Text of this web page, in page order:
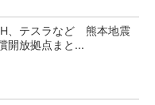
、テスラなど 熊本地震
開放拠点まと...